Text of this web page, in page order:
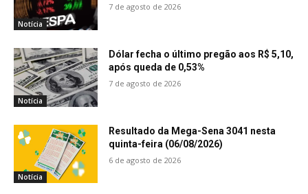
Notícia
7 de agosto de 2026
Notícia
Dólar fecha o último pregão aos R$ 5,10,
após queda de 0,53%
7 de agosto de 2026
Notícia
Resultado da Mega-Sena 3041 nesta
quinta-feira (06/08/2026)
6 de agosto de 2026